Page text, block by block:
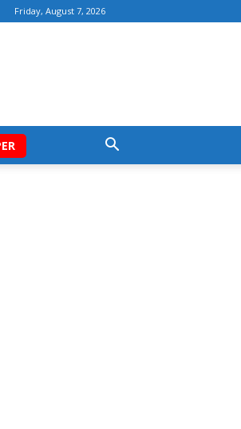
Friday, August 7, 2026